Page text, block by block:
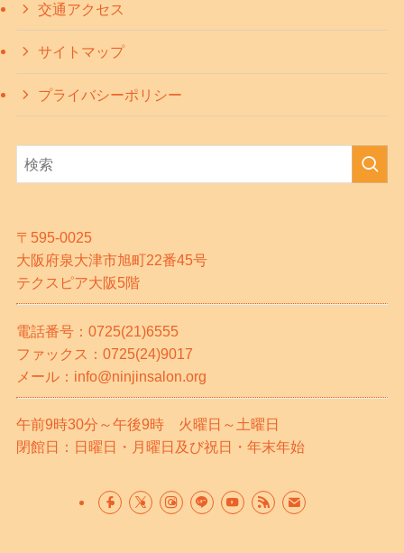
交通アクセス
サイトマップ
プライバシーポリシー
〒595-0025
大阪府泉大津市旭町22番45号
テクスピア大阪5階
電話番号：0725(21)6555
ファックス：0725(24)9017
メール：info@ninjinsalon.org
午前9時30分～午後9時 火曜日～土曜日
閉館日：日曜日・月曜日及び祝日・年末年始